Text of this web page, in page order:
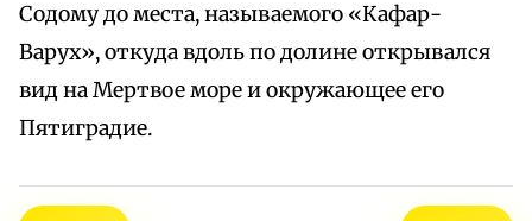
Содому до места, называемого «Кафар-
Варух», откуда вдоль по долине открывался
вид на Мертвое море и окружающее его
Пятиградие.